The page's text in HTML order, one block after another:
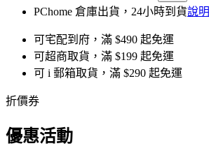
PChome 倉庫出貨，24小時到貨說明
可宅配到府，滿 $490 起免運
可超商取貨，滿 $199 起免運
可 i 郵箱取貨，滿 $290 起免運
折價券
優惠活動